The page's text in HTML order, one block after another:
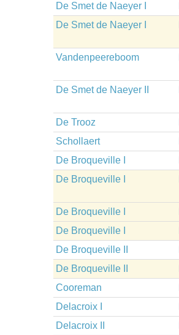
De Smet de Naeyer I
De Smet de Naeyer I
Vandenpeereboom
De Smet de Naeyer II
De Trooz
Schollaert
De Broqueville I
De Broqueville I
De Broqueville I
De Broqueville I
De Broqueville II
De Broqueville II
Cooreman
Delacroix I
Delacroix II